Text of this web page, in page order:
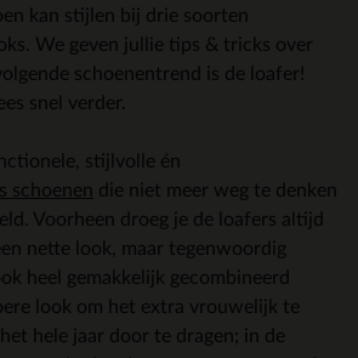
kan stijlen bij drie soorten
We geven jullie tips & tricks over
schoenentrend is de loafer!
snel verder.
stijlvolle én
schoenen die niet meer weg te denken
Voorheen droeg je de loafers altijd
nette look, maar tegenwoordig
heel gemakkelijk gecombineerd
look om het extra vrouwelijk te
hele jaar door te dragen; in de